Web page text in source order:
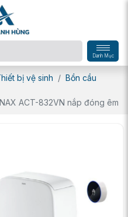
Danh Mục
bị vệ sinh
Bồn cầu
ACT-832VN nắp đóng êm